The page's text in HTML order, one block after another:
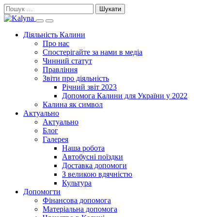
Skip
to
content
Пошук:
Search
this
site
Primary
Menu
Діяльність Калини
Про нас
Спостерігайте за нами в медіа
Чинний статут
Правління
Звіти про діяльність
Річний звіт 2023
Допомога Калини для України у 2022
Калина як символ
Актуально
Актуально
Блог
Галерея
Наша робота
Автобусні поїздки
Доставка допомоги
З великою вдячністю
Культура
Допомогти
Фінансова допомога
Матеріальна допомога